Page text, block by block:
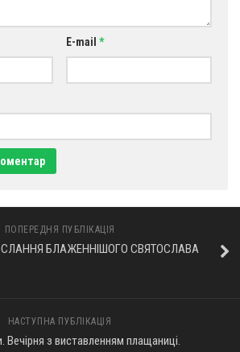
E-mail *
ПОПЕРЕДНЯ ПУБЛІКАЦІЯ
БЛАЖЕННІШОГО СВЯТОСЛАВА
НАСТУПНА ПУБЛІКАЦІЯ
Вечірня з виставленням плащаниці.